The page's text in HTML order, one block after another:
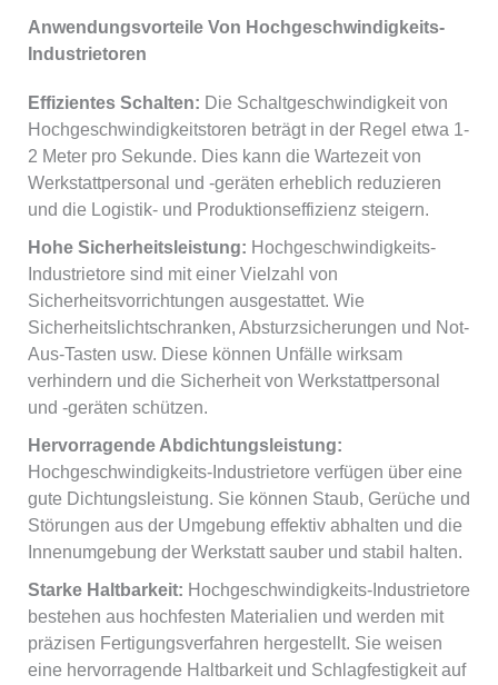
Anwendungsvorteile Von Hochgeschwindigkeits-
Industrietoren
Effizientes Schalten: Die Schaltgeschwindigkeit von
Hochgeschwindigkeitstoren beträgt in der Regel etwa 1-
2 Meter pro Sekunde. Dies kann die Wartezeit von
Werkstattpersonal und -geräten erheblich reduzieren
und die Logistik- und Produktionseffizienz steigern.
Hohe Sicherheitsleistung: Hochgeschwindigkeits-
Industrietore sind mit einer Vielzahl von
Sicherheitsvorrichtungen ausgestattet. Wie
Sicherheitslichtschranken, Absturzsicherungen und Not-
Aus-Tasten usw. Diese können Unfälle wirksam
verhindern und die Sicherheit von Werkstattpersonal
und -geräten schützen.
Hervorragende Abdichtungsleistung:
Hochgeschwindigkeits-Industrietore verfügen über eine
gute Dichtungsleistung. Sie können Staub, Gerüche und
Störungen aus der Umgebung effektiv abhalten und die
Innenumgebung der Werkstatt sauber und stabil halten.
Starke Haltbarkeit: Hochgeschwindigkeits-Industrietore
bestehen aus hochfesten Materialien und werden mit
präzisen Fertigungsverfahren hergestellt. Sie weisen
eine hervorragende Haltbarkeit und Schlagfestigkeit auf